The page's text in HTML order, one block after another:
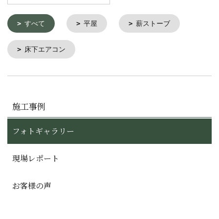
すべて 平屋 薪ストーブ
床下エアコン
施工事例
フォトギャラリー
現場レポート
お客様の声